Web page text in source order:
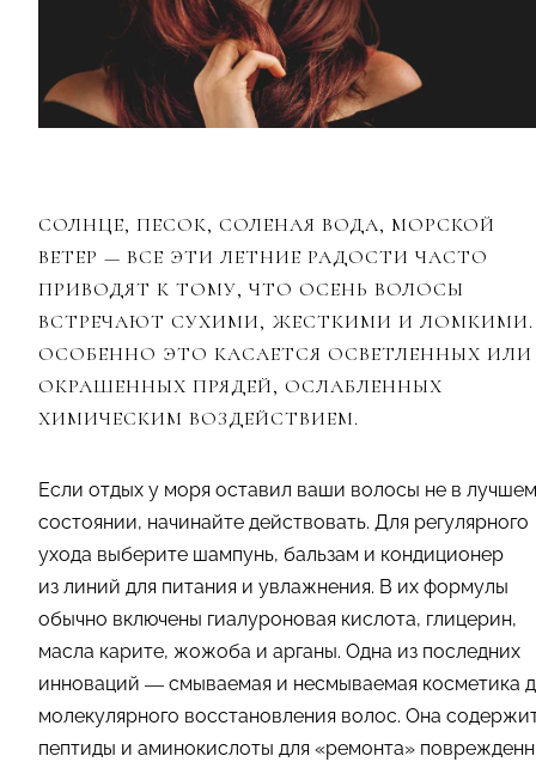
СОЛНЦЕ, ПЕСОК, СОЛЕНАЯ ВОДА, МОРСКОЙ
ВЕТЕР — ВСЕ ЭТИ ЛЕТНИЕ РАДОСТИ ЧАСТО
ПРИВОДЯТ К ТОМУ, ЧТО ОСЕНЬ ВОЛОСЫ
ВСТРЕЧАЮТ СУХИМИ, ЖЕСТКИМИ И ЛОМКИМИ.
ОСОБЕННО ЭТО КАСАЕТСЯ ОСВЕТЛЕННЫХ ИЛИ
ОКРАШЕННЫХ ПРЯДЕЙ, ОСЛАБЛЕННЫХ
ХИМИЧЕСКИМ ВОЗДЕЙСТВИЕМ.
Если отдых у моря оставил ваши волосы не в лучшем
состоянии, начинайте действовать. Для регулярного
ухода выберите шампунь, бальзам и кондиционер
из линий для питания и увлажнения. В их формулы
обычно включены гиалуроновая кислота, глицерин,
масла карите, жожоба и арганы. Одна из последних
инноваций — смываемая и несмываемая косметика
молекулярного восстановления волос. Она
пептиды и аминокислоты для «ремонта»